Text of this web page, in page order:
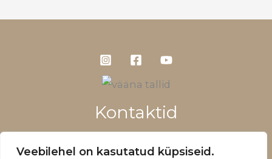
Veebilehel on kasutatud küpsiseid.
Kontaktid
+372 5660 1028